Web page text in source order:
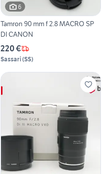
6
Tamron 90 mm f 2.8 MACRO SP
DI CANON
220 €
Sassari(SS)